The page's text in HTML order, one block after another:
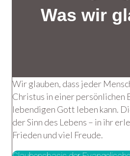
Was wir
Wir glauben, dass jeder
Christus in einer persönlichen
lebendigen Gott leben kann.
der Sinn des Lebens – in ihr
Frieden und viel Freude.